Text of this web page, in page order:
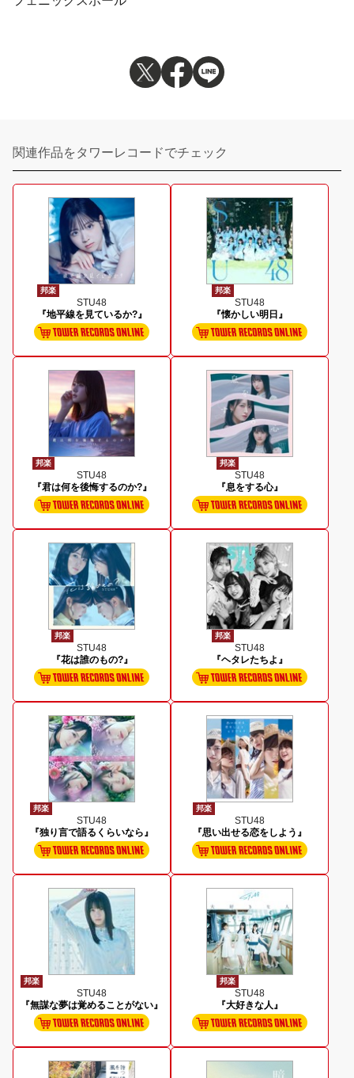
関連作品をタワーレコードでチェック
邦楽
STU48
『地平線を見ているか?』
邦楽
STU48
『懐かしい明日』
邦楽
STU48
『君は何を後悔するのか?』
邦楽
STU48
『息をする心』
邦楽
STU48
『花は誰のもの?』
邦楽
STU48
『ヘタレたちよ』
邦楽
STU48
『独り言で語るくらいなら』
邦楽
STU48
『思い出せる恋をしよう』
邦楽
STU48
『無謀な夢は覚めることがない』
邦楽
STU48
『大好きな人』